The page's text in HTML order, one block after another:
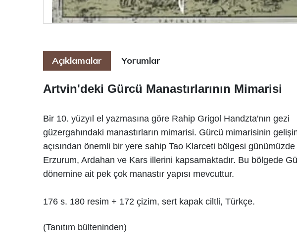
Açıklamalar Yorumlar
Artvin'deki Gürcü Manastırlarının Mimarisi
Bir 10. yüzyıl el yazmasına göre Rahip Grigol Handzta'nın gezi
güzergahındaki manastırların mimarisi. Gürcü mimarisinin
açısından önemli bir yere sahip Tao Klarceti bölgesi günümüzde
Erzurum, Ardahan ve Kars illerini kapsamaktadır. Bu bölgede
dönemine ait pek çok manastır yapısı mevcuttur.
176 s. 180 resim + 172 çizim, sert kapak ciltli, Türkçe.
(Tanıtım bülteninden)